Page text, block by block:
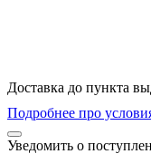
Доставка до пункта
Подробнее про
Уведомить о